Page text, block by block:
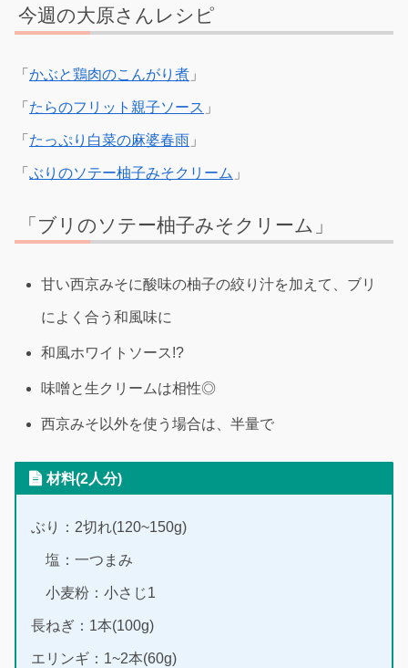
今週の大原さんレシピ
「 かぶと鶏肉のこんがり煮 」
「 たらのフリット親子ソース 」
「 たっぷり白菜の麻婆春雨 」
「 ぶりのソテー柚子みそクリーム 」
「ブリのソテー柚子みそクリーム」
甘い西京みそに酸味の柚子の絞り汁を加えて、ブリ
によく合う和風味に
和風ホワイトソース!?
味噌と生クリームは相性◎
西京みそ以外を使う場合は、半量で
材料(2人分)
ぶり：2切れ(120~150g)
塩：一つまみ
小麦粉：小さじ1
長ねぎ：1本(100g)
エリンギ：1~2本(60g)